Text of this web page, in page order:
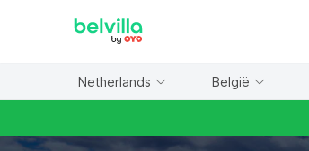
Netherlands België